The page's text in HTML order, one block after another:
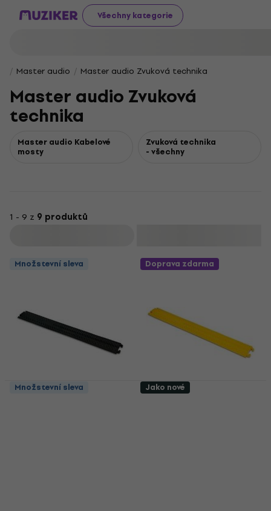
Všechny kategorie
Master audio Master audio Zvuková technika
Master audio Zvuková
technika
Master audio Kabelové
mosty
Zvuková technika
- všechny
1 - 9 z 9 produktů
Množstevní sleva Doprava zdarma
Množstevní sleva Jako nové